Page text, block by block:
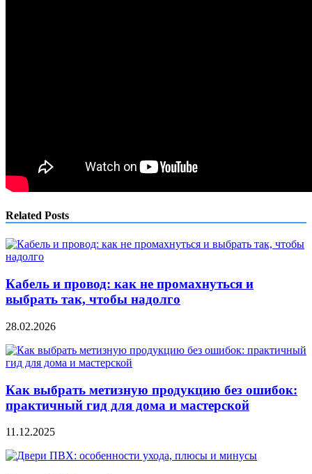
Related Posts
Кабель и провод: как не промахнуться и
выбрать так, чтобы надолго
28.02.2026
Как выбрать метизную продукцию без ошибок:
практичный гид для дома и мастерской
11.12.2025